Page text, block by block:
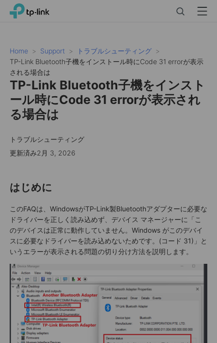
Click
navigation
bar
TP-Link, Reliably Smart Menu
Home Support
トラブルシューティング
TP-Link Bluetooth子機をインストール時にCode 31 errorが表示
される場合は
TP-Link Bluetooth子機をインスト
ール時にCode 31 errorが表示され
る場合は
トラブルシューティング
更新済み2月 3, 2026
はじめに
このFAQは、WindowsがTP-Link製Bluetoothアダプターに必要な
ドライバーを正しく読み込めず、デバイス マネージャーに「こ
のデバイスは正常に動作していません。Windows がこのデバイ
スに必要なドライバーを読み込めないためです。(コード 31)」と
いうエラーが表示される問題の切り分け方法を説明します。